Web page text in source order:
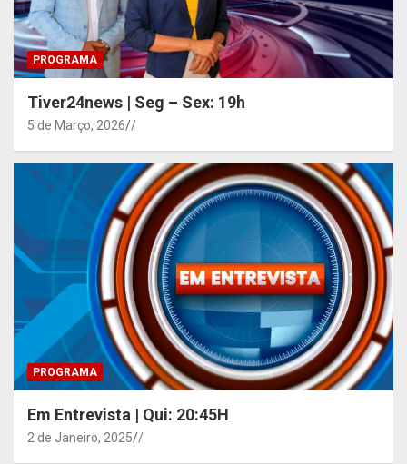
PROGRAMA
Tiver24news | Seg – Sex: 19h
5 de Março, 2026 /
PROGRAMA
Em Entrevista | Qui: 20:45H
2 de Janeiro, 2025 /